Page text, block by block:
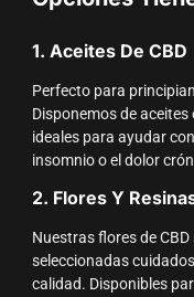
1. Aceites De CBD
Perfecto para
Disponemos de
ideales para ayudar
insomnio o el dolor
2. Flores Y
Nuestras flores de
seleccionadas
calidad. Disponibles